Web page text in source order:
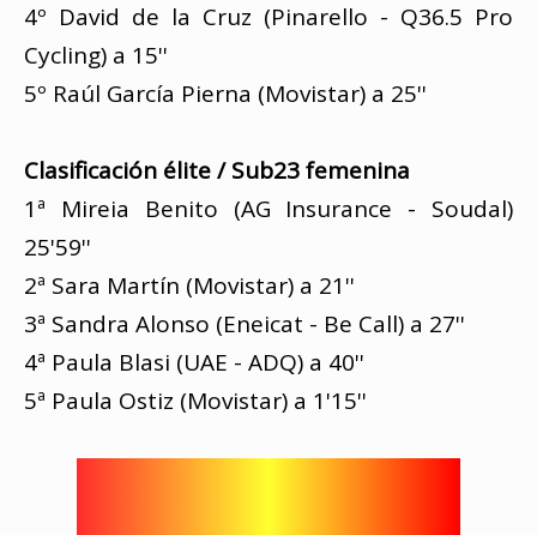
4º David de la Cruz (Pinarello - Q36.5 Pro
Cycling) a 15''
5º Raúl García Pierna (Movistar) a 25''
Clasificación élite / Sub23 femenina
1ª Mireia Benito (AG Insurance - Soudal)
25'59''
2ª Sara Martín (Movistar) a 21''
3ª Sandra Alonso (Eneicat - Be Call) a 27''
4ª Paula Blasi (UAE - ADQ) a 40''
5ª Paula Ostiz (Movistar) a 1'15''